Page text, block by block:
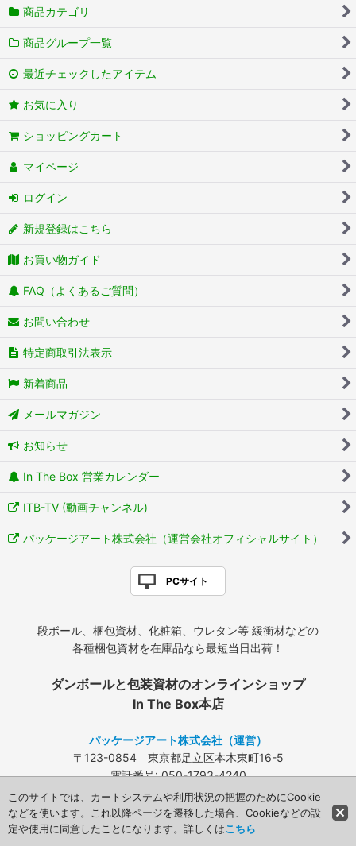
商品カテゴリ
商品グループ一覧
最近チェックしたアイテム
お気に入り
ショッピングカート
マイページ
ログイン
新規登録はこちら
お買い物ガイド
FAQ（よくあるご質問）
お問い合わせ
特定商取引法表示
新着商品
メールマガジン
お知らせ
In The Box 営業カレンダー
ITB-TV (動画チャンネル)
パッケージアート株式会社（運営会社オフィシャルサイト）
PCサイト
段ボール、梱包資材、化粧箱、ウレタン等 緩衝材などの
各種梱包資材を在庫品なら最短当日出荷！
ダンボールと包装資材のオンラインショップ
In The Box本店
パッケージアート株式会社（運営）
〒123-0854 東京都足立区本木東町16-5
電話番号: 050-1793-4240
FAX: 03-3840-4424
メールアドレス:info@packageart.co.jp
Copyright (C) 2008 Packageart. All Rights Reserved.
このサイトでは、カートシステムや利用状況の把握のためにCookie
などを使います。これ以降ページを遷移した場合、Cookieなどの設
定や使用に同意したことになります。詳しくはこちら